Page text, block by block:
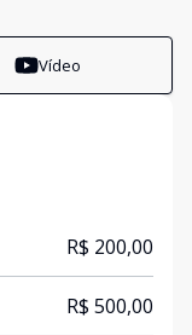
Vídeo
R$ 200,00
R$ 500,00